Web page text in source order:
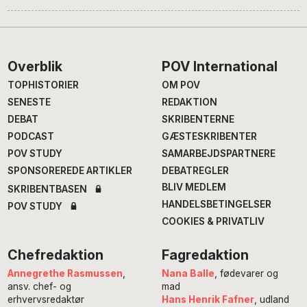
Footer
Overblik
TOPHISTORIER
SENESTE
DEBAT
PODCAST
POV STUDY
SPONSOREREDE ARTIKLER
SKRIBENTBASEN
POV STUDY
POV International
OM POV
REDAKTION
SKRIBENTERNE
GÆSTESKRIBENTER
SAMARBEJDSPARTNERE
DEBATREGLER
BLIV MEDLEM
HANDELSBETINGELSER
COOKIES & PRIVATLIV
Chefredaktion
Annegrethe Rasmussen
ansv. chef- og
erhvervsredaktør
Fagredaktion
Nana Balle , fødevarer og
mad
Hans Henrik Fafner, udland